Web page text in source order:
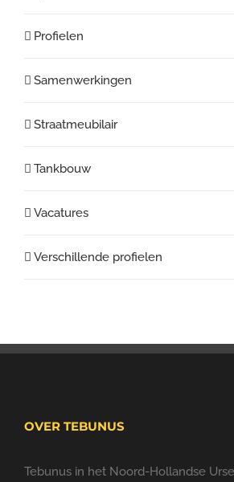
Profielen
Samenwerkingen
Straatmeubilair
Tankbouw
Vacatures
Verschillende profielen
OVER TEBUNUS
Tebunus in het Noord-Hollandse